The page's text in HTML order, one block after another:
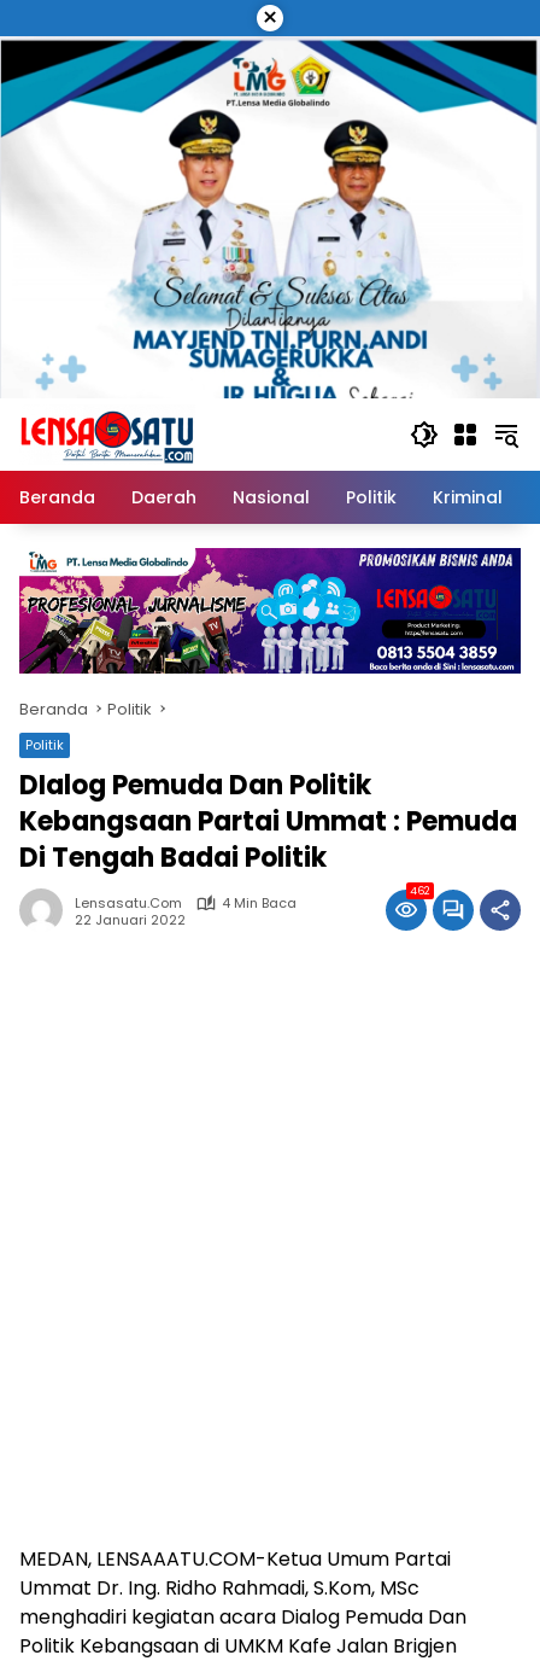
ke
konten
×
Beranda Daerah Nasional Politik Kriminal
Beranda Politik
Politik
DIalog Pemuda Dan Politik
Kebangsaan Partai Ummat : Pemuda
Di Tengah Badai Politik
Lensasatu.com
4 Min Baca
22 Januari 2022
462
MEDAN, LENSAAATU.COM-Ketua Umum Partai
Ummat Dr. Ing. Ridho Rahmadi, S.Kom, MSc
menghadiri kegiatan acara Dialog Pemuda Dan
Politik Kebangsaan di UMKM Kafe Jalan Brigjen